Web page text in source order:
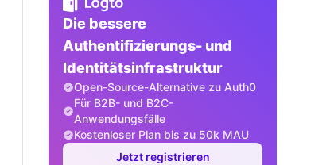
Die bessere
Authentifizierungs- und
Identitätsinfrastruktur
Open-Source-Alternative zu Auth0
Für B2B- und B2C-
Anwendungsfälle
Kostenloser Plan bis zu 50k MAU
Jetzt registrieren